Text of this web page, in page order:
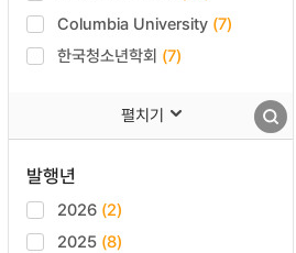
Columbia University (7)
한국청소년학회 (7)
펼치기
발행년
2026 (2)
2025 (8)